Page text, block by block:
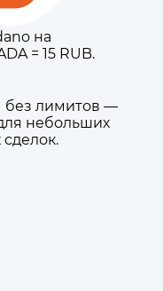
на
= 15 RUB.
лимитов —
небольших